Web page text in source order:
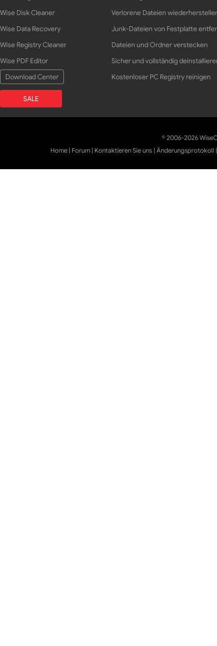
Wise Disk Cleaner
Wise Data Recovery
Wise Registry Cleaner
Wise PDF Editor
Download Center
SALE
Verlorene Dateien
Junk-Dateien von Festplatte
Dateien und Ordner verstecken
Sicher und vollständig
Kostenloser PC Registry reinigen
© 2006-2026
Home | Forum | Kontaktieren Sie uns |Änderungsprotokoll